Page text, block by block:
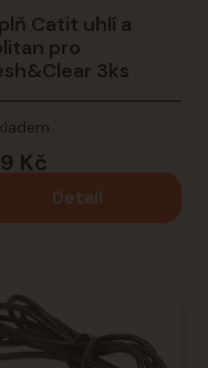
Catit uhlí a
pro
3ks
Kč
Detail